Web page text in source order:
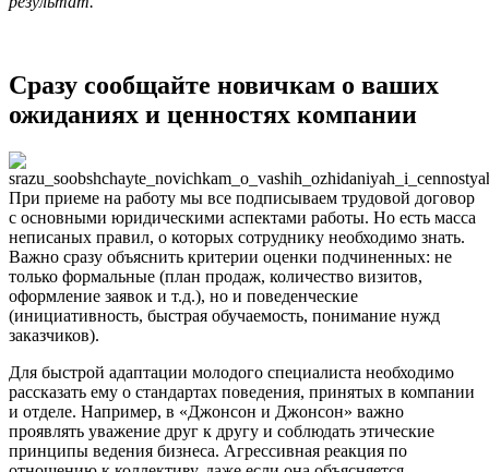
Сразу сообщайте новичкам о ваших
ожиданиях и ценностях компании
При приеме на работу мы все подписываем трудовой договор
с основными юридическими аспектами работы. Но есть масса
неписаных правил, о которых сотруднику необходимо знать.
Важно сразу объяснить критерии оценки подчиненных: не
только формальные (план продаж, количество визитов,
оформление заявок и т.д.), но и поведенческие
(инициативность, быстрая обучаемость, понимание нужд
заказчиков).
Для быстрой адаптации молодого специалиста необходимо
рассказать ему о стандартах поведения, принятых в компании
и отделе. Например, в «Джонсон и Джонсон» важно
проявлять уважение друг к другу и соблюдать этические
принципы ведения бизнеса. Агрессивная реакция по